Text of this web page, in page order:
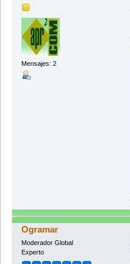
Mensajes: 2
Ogramar
Moderador Global
Experto